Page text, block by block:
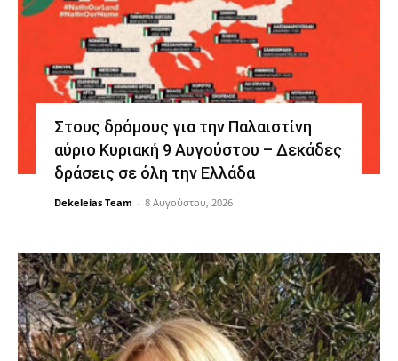
Στους δρόμους για την Παλαιστίνη
αύριο Κυριακή 9 Αυγούστου – Δεκάδες
δράσεις σε όλη την Ελλάδα
Dekeleias Team - 8 Αυγούστου, 2026